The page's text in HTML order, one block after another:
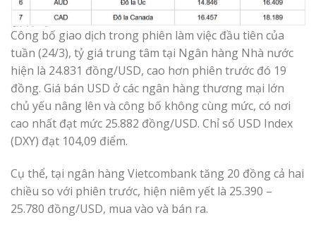
Công bố giao dịch trong phiên làm việc đầu tiên của
tuần (24/3), tỷ giá trung tâm tại Ngân hàng Nhà nước
hiện là 24.831 đồng/USD, cao hơn phiên trước đó 19
đồng. Giá bán USD ở các ngân hàng thương mại lớn
chủ yếu nâng lên và công bố không cùng mức, có nơi
cao nhất đạt mức 25.882 đồng/USD. Chỉ số USD Index
(DXY) đạt 104,09 điểm.
Cụ thể, tại ngân hàng Vietcombank tăng 20 đồng cả hai
chiều so với phiên trước, hiện niêm yết là 25.390 –
25.780 đồng/USD, mua vào và bán ra.